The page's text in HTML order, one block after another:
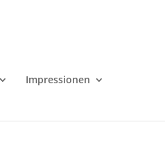
Impressionen